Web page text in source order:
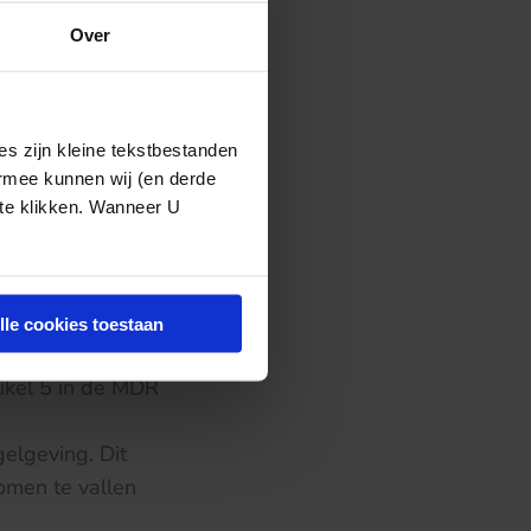
Over
zijn kleine tekstbestanden
kunnen wij (en derde
klikken. Wanneer U
cookies toestaan
binnen
niet kan
aan de
5 in de MDR
Dit
te vallen